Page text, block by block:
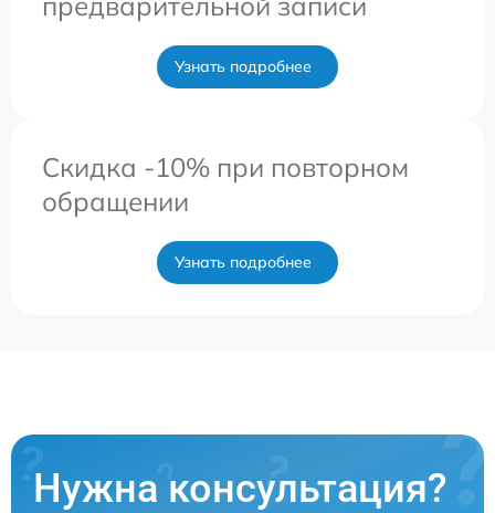
Узнать подробнее
Скидка -10% при повторном
обращении
Узнать подробнее
Нужна консультация?